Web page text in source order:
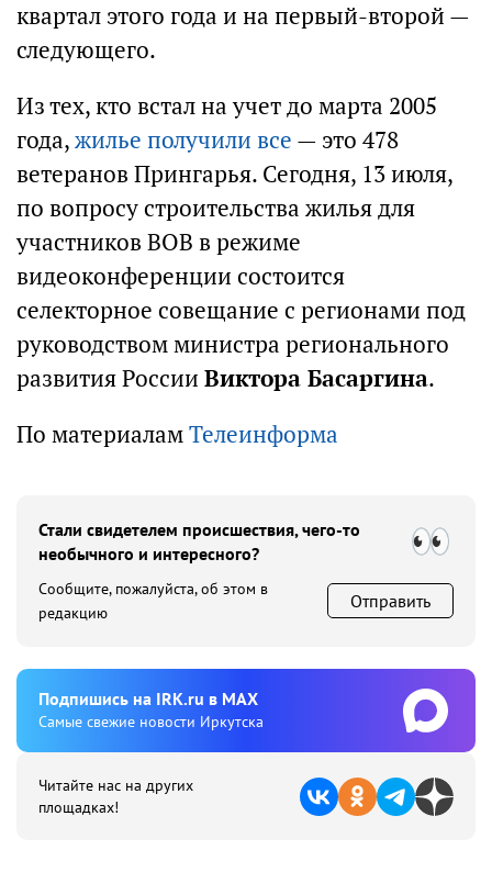
квартал этого года и на первый-второй —
следующего.
Из тех, кто встал на учет до марта 2005
года,жилье получили все — это 478
ветеранов Прингарья. Сегодня, 13 июля,
по вопросу строительства жилья для
участников ВОВ в режиме
видеоконференции состоится
селекторное совещание с регионами под
руководством министра регионального
развития России Виктора Басаргина.
По материаламТелеинформа
Стали свидетелем происшествия, чего-то
необычного и интересного?
Сообщите, пожалуйста, об этом в
редакцию
Отправить
Подпишиcь на IRK.ru в MAX
Cамые свежие новости Иркутска
Читайте нас на других
площадках!